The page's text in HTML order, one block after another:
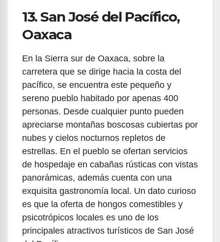
13. San José del Pacífico,
Oaxaca
En la Sierra sur de Oaxaca, sobre la
carretera que se dirige hacia la costa del
pacífico, se encuentra este pequeño y
sereno pueblo habitado por apenas 400
personas. Desde cualquier punto pueden
apreciarse montañas boscosas cubiertas por
nubes y cielos nocturnos repletos de
estrellas. En el pueblo se ofertan servicios
de hospedaje en cabañas rústicas con vistas
panorámicas, además cuenta con una
exquisita gastronomía local. Un dato curioso
es que la oferta de hongos comestibles y
psicotrópicos locales es uno de los
principales atractivos turísticos de San José